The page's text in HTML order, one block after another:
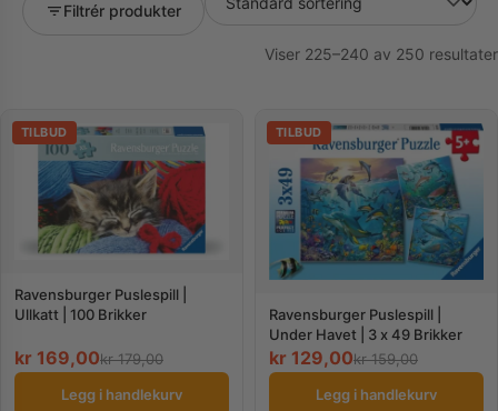
Filtrér produkter
Viser 225–240 av 250 resultater
TILBUD
Ravensburger Puslespill |
Ullkatt | 100 Brikker
kr 169,00kr179,00
Legg i handlekurv
TILBUD
Ravensburger Puslespill |
Under Havet | 3 x 49 Brikker
kr 129,00kr159,00
Legg i handlekurv